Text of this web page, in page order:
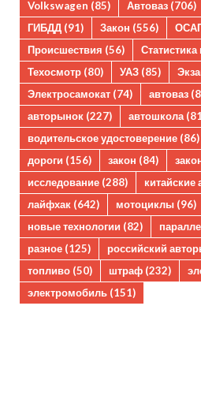
Volkswagen (85) Автоваз (706)
ГИБДД (91) Закон (556)
Происшествия (56) Статистика
Техосмотр (80) УАЗ (85)
Электросамокат (74) автоваз
авторынок (227) автошкола
водительское удостоверение (86)
дороги (156) закон (84)
исследование (288) китайские
лайфхак (642) мотоциклы (96)
новые технологии (82)
разное (125) российский
топливо (50) штраф (232)
электромобиль (151)